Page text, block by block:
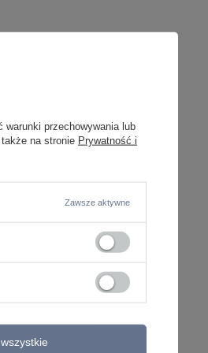
warunki przechowywania lub
na stronie Prywatność i
Zawsze aktywne